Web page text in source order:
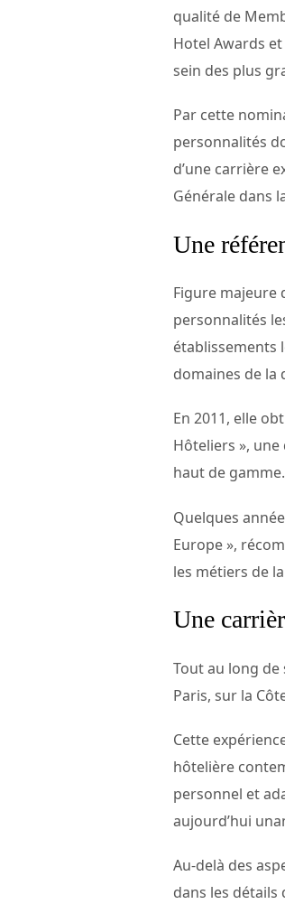
qualité de
Hotel Awards
sein des plus
Par cette
personnalités
d’une carrière
Générale dans
Une
Figure majeure
personnalités
établissements
domaines de la
En 2011, elle
Hôteliers »,
haut de gamme.
Quelques
Europe »,
les métiers de
Une
Tout au long de
Paris, sur la
Cette
hôtelière
personnel et
aujourd’hui
Au-delà des
dans les détails